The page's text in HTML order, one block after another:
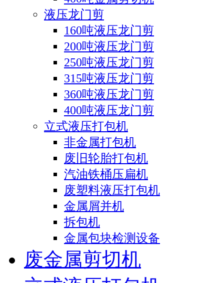
液压龙门剪
160吨液压龙门剪
200吨液压龙门剪
250吨液压龙门剪
315吨液压龙门剪
360吨液压龙门剪
400吨液压龙门剪
立式液压打包机
非金属打包机
废旧轮胎打包机
汽油铁桶压扁机
废塑料液压打包机
金属屑并机
拆包机
金属包块检测设备
废金属剪切机